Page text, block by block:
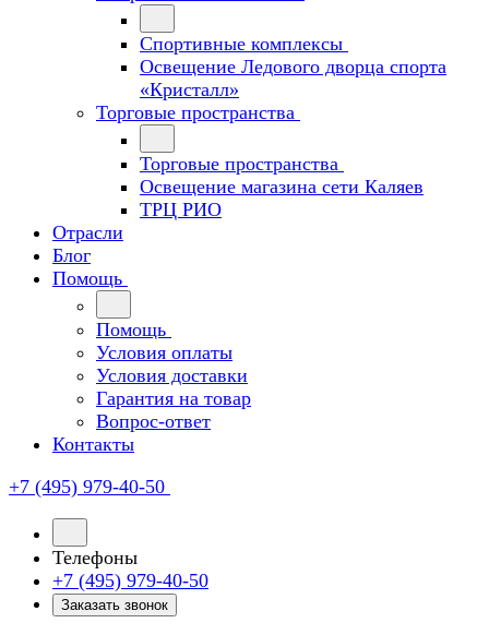
Спортивные комплексы
Освещение Ледового дворца спорта
«Кристалл»
Торговые пространства
Торговые пространства
Освещение магазина сети Каляев
ТРЦ РИО
Отрасли
Блог
Помощь
Помощь
Условия оплаты
Условия доставки
Гарантия на товар
Вопрос-ответ
Контакты
+7 (495) 979-40-50
Телефоны
+7 (495) 979-40-50
Заказать звонок